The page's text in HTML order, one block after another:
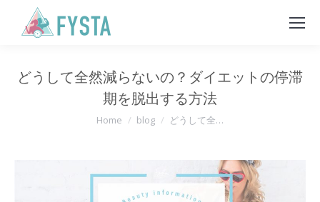
どうして全然減らないの？ダイエットの停滞
期を脱出する方法
You are here:
Home blog どうして全…